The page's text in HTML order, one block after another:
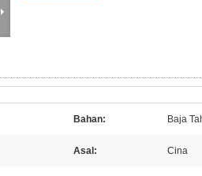
Bahan: Baja
Asal: Cina